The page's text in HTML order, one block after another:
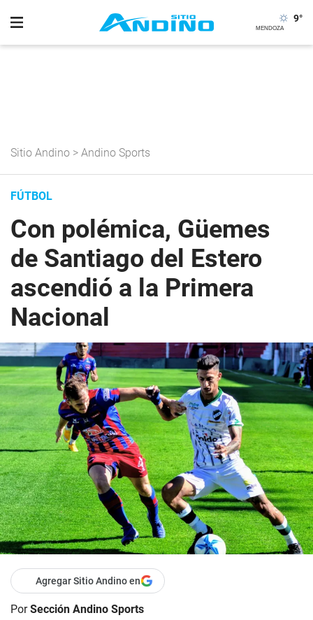
9°
Sitio Andino > Andino Sports
FÚTBOL
Con polémica, Güemes
de Santiago del Estero
ascendió a la Primera
Nacional
Agregar Sitio Andino en
PorSección Andino Sports